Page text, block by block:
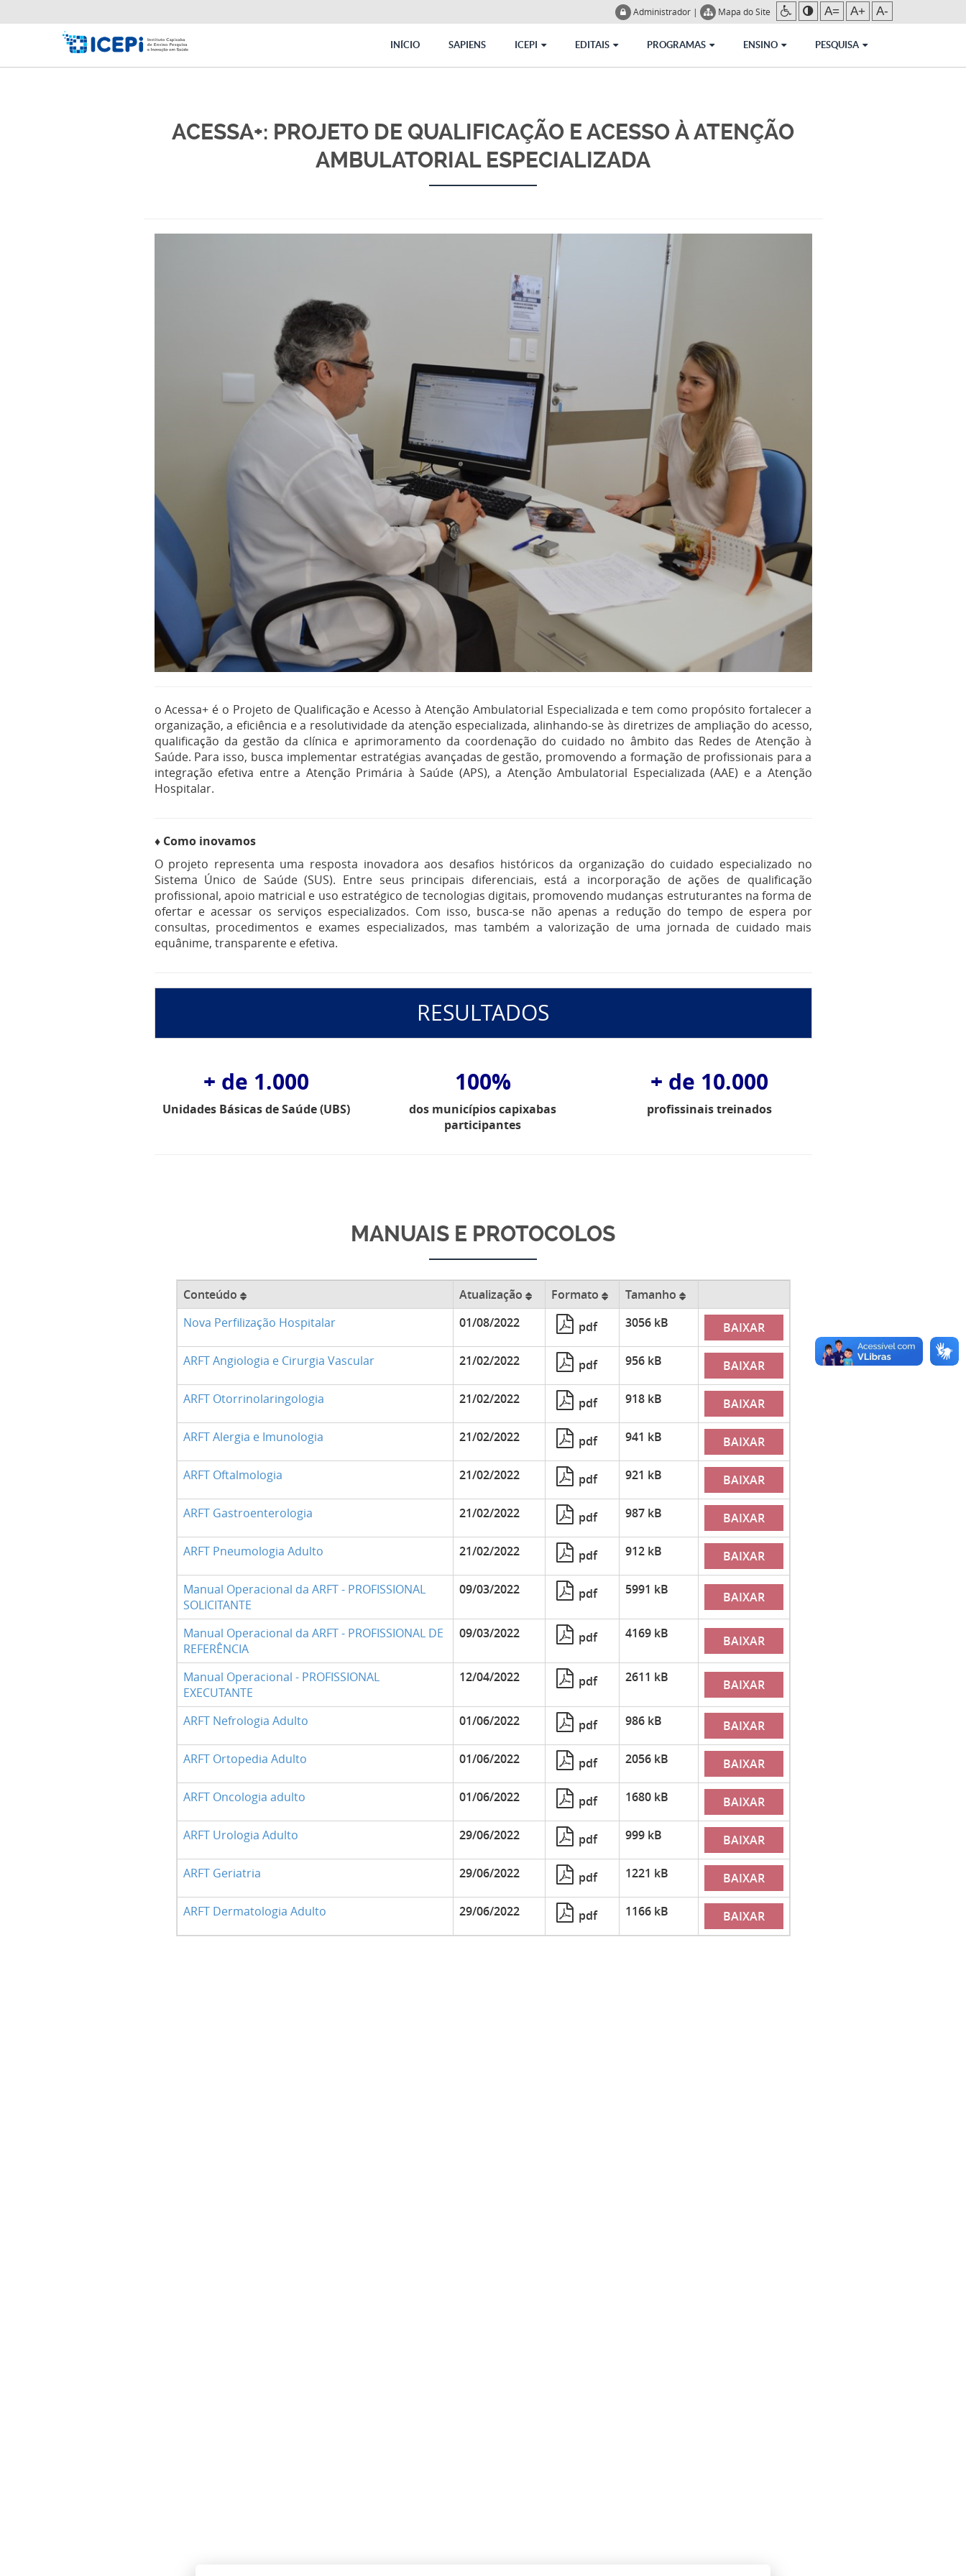
Administrador | Mapa do Site A= A+ A-
INÍCIO SAPIENS ICEPI EDITAIS PROGRAMAS ENSINO PESQUISA
ACESSA+: PROJETO DE QUALIFICAÇÃO E ACESSO À ATENÇÃO
AMBULATORIAL ESPECIALIZADA
o Acessa+ é o Projeto de Qualificação e Acesso à Atenção Ambulatorial Especializada e tem como propósito fortalecer a
organização, a eficiência e a resolutividade da atenção especializada, alinhando-se às diretrizes de ampliação do acesso,
qualificação da gestão da clínica e aprimoramento da coordenação do cuidado no âmbito das Redes de Atenção à
Saúde. Para isso, busca implementar estratégias avançadas de gestão, promovendo a formação de profissionais para a
integração efetiva entre a Atenção Primária à Saúde (APS), a Atenção Ambulatorial Especializada (AAE) e a Atenção
Hospitalar.
♦ Como inovamos
O projeto representa uma resposta inovadora aos desafios históricos da organização do cuidado especializado no
Sistema Único de Saúde (SUS). Entre seus principais diferenciais, está a incorporação de ações de qualificação
profissional, apoio matricial e uso estratégico de tecnologias digitais, promovendo mudanças estruturantes na forma de
ofertar e acessar os serviços especializados. Com isso, busca-se não apenas a redução do tempo de espera por
consultas, procedimentos e exames especializados, mas também a valorização de uma jornada de cuidado mais
equânime, transparente e efetiva.
RESULTADOS
+ de 1.000
Unidades Básicas de Saúde (UBS)
100%
dos municípios capixabas
participantes
+ de 10.000
profissinais treinados
MANUAIS E PROTOCOLOS
Conteúdo Atualização Formato
Tamanho
Nova Perfilização Hospitalar
01/08/2022 pdf 3056 kB BAIXAR
ARFT Angiologia e Cirurgia Vascular 21/02/2022 pdf 956 kB BAIXAR
ARFT Otorrinolaringologia 21/02/2022 pdf 918 kB BAIXAR
ARFT Alergia e Imunologia 21/02/2022 pdf 941 kB BAIXAR
ARFT Oftalmologia 21/02/2022 pdf 921 kB BAIXAR
ARFT Gastroenterologia 21/02/2022 pdf 987 kB BAIXAR
ARFT Pneumologia Adulto 21/02/2022 pdf 912 kB BAIXAR
Manual Operacional da ARFT - PROFISSIONAL
SOLICITANTE
09/03/2022 pdf 5991 kB BAIXAR
Manual Operacional da ARFT - PROFISSIONAL DE
REFERÊNCIA
09/03/2022 pdf 4169 kB BAIXAR
Manual Operacional - PROFISSIONAL
EXECUTANTE
12/04/2022 pdf 2611 kB BAIXAR
ARFT Nefrologia Adulto 01/06/2022 pdf 986 kB BAIXAR
ARFT Ortopedia Adulto 01/06/2022 pdf 2056 kB BAIXAR
ARFT Oncologia adulto 01/06/2022 pdf 1680 kB BAIXAR
ARFT Urologia Adulto 29/06/2022 pdf 999 kB BAIXAR
ARFT Geriatria 29/06/2022 pdf 1221 kB BAIXAR
ARFT Dermatologia Adulto 29/06/2022 pdf 1166 kB BAIXAR